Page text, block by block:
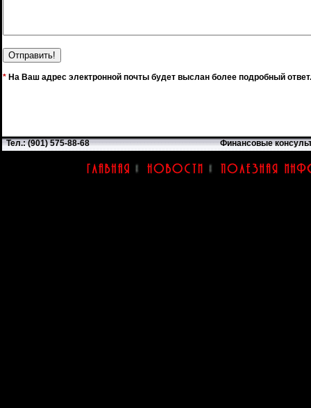
* На Ваш адрес электронной почты будет выслан более подробный ответ.
Тел.: (901) 575-88-68 Финансовые